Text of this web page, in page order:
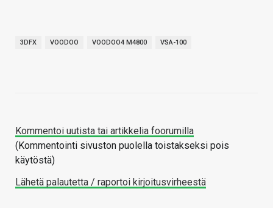
3DFX VOODOO VOODOO4 M4800 VSA-100
Kommentoi uutista tai artikkelia foorumilla
(Kommentointi sivuston puolella toistakseksi pois
käytöstä)
Lähetä palautetta / raportoi kirjoitusvirheestä